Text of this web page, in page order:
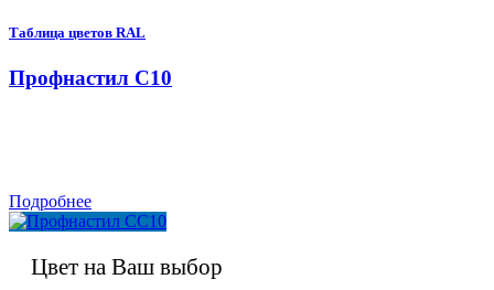
Таблица цветов RAL
Профнастил С10
Подробнее
Цвет на Ваш выбор